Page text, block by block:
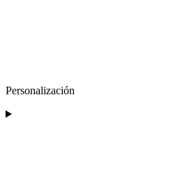
Personalización